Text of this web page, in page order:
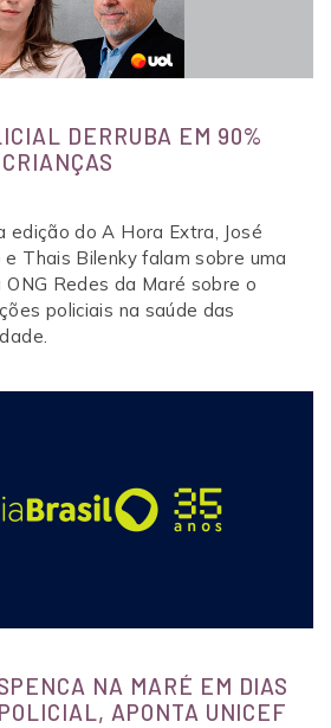
DERRUBA EM 90%
edição do A Hora Extra, José
Thais Bilenky falam sobre uma
Redes da Maré sobre o
policiais na saúde das
NA MARÉ EM DIAS
APONTA UNICEF